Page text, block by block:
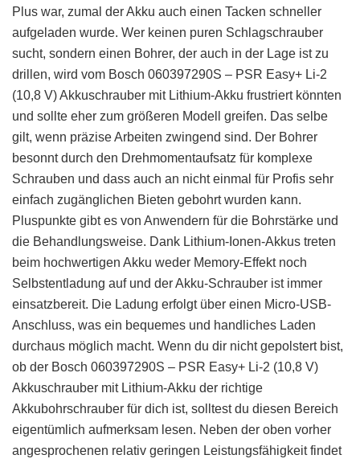
Plus war, zumal der Akku auch einen Tacken schneller
aufgeladen wurde. Wer keinen puren Schlagschrauber
sucht, sondern einen Bohrer, der auch in der Lage ist zu
drillen, wird vom Bosch 060397290S – PSR Easy+ Li-2
(10,8 V) Akkuschrauber mit Lithium-Akku frustriert könnten
und sollte eher zum größeren Modell greifen. Das selbe
gilt, wenn präzise Arbeiten zwingend sind. Der Bohrer
besonnt durch den Drehmomentaufsatz für komplexe
Schrauben und dass auch an nicht einmal für Profis sehr
einfach zugänglichen Bieten gebohrt wurden kann.
Pluspunkte gibt es von Anwendern für die Bohrstärke und
die Behandlungsweise. Dank Lithium-Ionen-Akkus treten
beim hochwertigen Akku weder Memory-Effekt noch
Selbstentladung auf und der Akku-Schrauber ist immer
einsatzbereit. Die Ladung erfolgt über einen Micro-USB-
Anschluss, was ein bequemes und handliches Laden
durchaus möglich macht. Wenn du dir nicht gepolstert bist,
ob der Bosch 060397290S – PSR Easy+ Li-2 (10,8 V)
Akkuschrauber mit Lithium-Akku der richtige
Akkubohrschrauber für dich ist, solltest du diesen Bereich
eigentümlich aufmerksam lesen. Neben der oben vorher
angesprochenen relativ geringen Leistungsfähigkeit findet